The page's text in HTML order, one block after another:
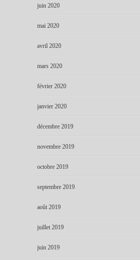
juin 2020
mai 2020
avril 2020
mars 2020
février 2020
janvier 2020
décembre 2019
novembre 2019
octobre 2019
septembre 2019
août 2019
juillet 2019
juin 2019